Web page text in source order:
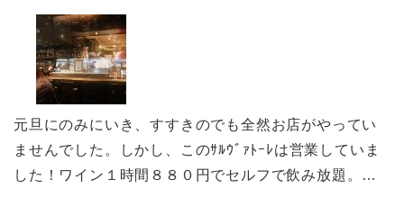
元旦にのみにいき、すすきのでも全然お店がやってい
ませんでした。しかし、このｻﾙｳﾞｧﾄｰﾚは営業していま
した！ワイン１時間８８０円でセルフで飲み放題。…